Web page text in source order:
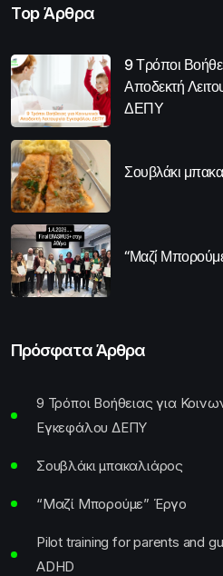
Top Άρθρα
9 Τρόποι
Αποδεκτή
ΔΕΠΥ
Σουβλάκι
“Μαζί
Πρόσφατα Άρθρα
9 Τρόποι Βοήθειας για
Εγκεφάλου ΔΕΠΥ
Σουβλάκι μπακαλιάρος
“Μαζί Μπορούμε” Έργο
Pilot training for parents and
ADHD